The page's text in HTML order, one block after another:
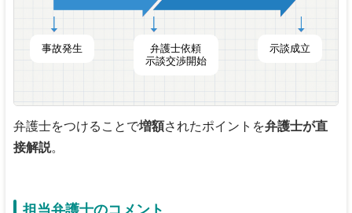
事故発生
弁護士依頼
示談交渉開始
示談成立
弁護士をつけることで増額されたポイントを弁護士が直
接解説。